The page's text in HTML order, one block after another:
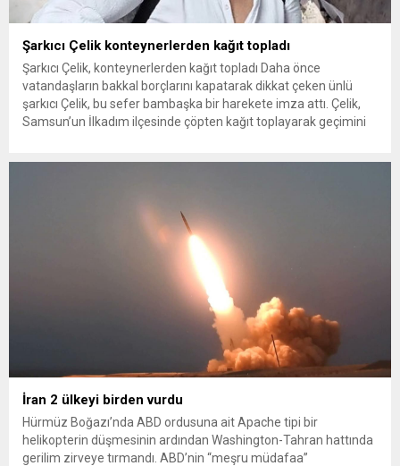
Şarkıcı Çelik konteynerlerden kağıt topladı
Şarkıcı Çelik, konteynerlerden kağıt topladı Daha önce
vatandaşların bakkal borçlarını kapatarak dikkat çeken ünlü
şarkıcı Çelik, bu sefer bambaşka bir harekete imza attı. Çelik,
Samsun’un İlkadım ilçesinde çöpten kağıt toplayarak geçimini
İran 2 ülkeyi birden vurdu
Hürmüz Boğazı’nda ABD ordusuna ait Apache tipi bir
helikopterin düşmesinin ardından Washington-Tahran hattında
gerilim zirveye tırmandı. ABD’nin “meşru müdafaa”